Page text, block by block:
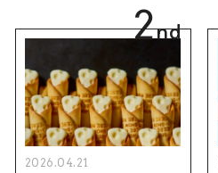
2nd
2026.04.21